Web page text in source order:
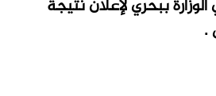
ببحري لإعلان نتيجة
.